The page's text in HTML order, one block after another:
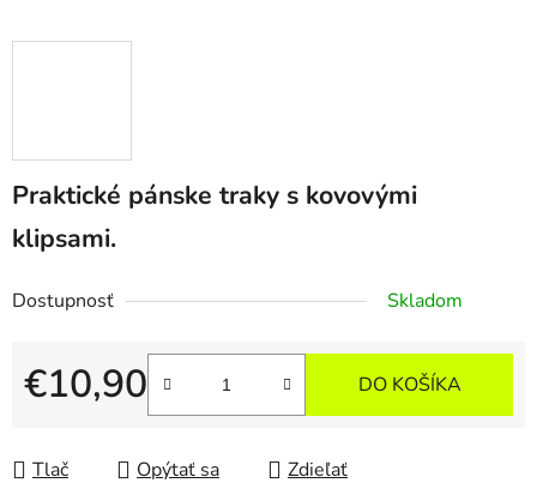
Praktické pánske traky s kovovými
klipsami.
Dostupnosť Skladom
€10,90
Jednotková cena:
DO KOŠÍKA
Tlač Opýtať sa Zdieľať